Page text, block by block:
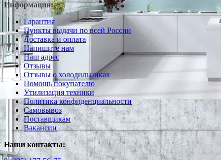
Информация:
Гарантия
Пункты выдачи по всей России
Доставка и оплата
Напишите нам
Наш адрес
Отзывы
Отзывы о холодильниках
Помощь покупателю
Утилизация техники
Политика конфиденциальности
Самовывоз
Поставщикам
Вакансии
Наши контакты: